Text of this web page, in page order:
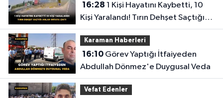
16:28
Kişi Yaralandı! Tırın Dehşet Saçtığı
Anlar Ortaya Çıktı
Karaman Haberleri
16:10Görev Yaptığı İtfaiyeden
Abdullah Dönmez'e Duygusal Veda
Vefat Edenler